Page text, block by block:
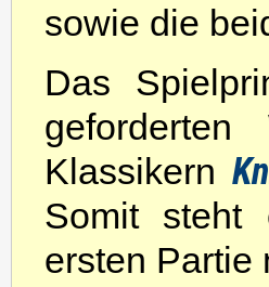
sowie die
Das
Klassikern
Somit steht
ersten Partie